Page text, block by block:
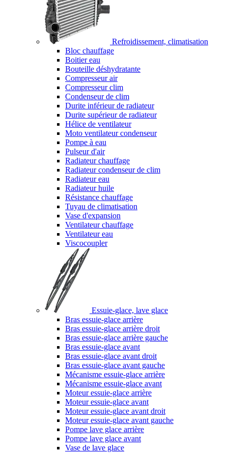
Refroidissement, climatisation
Bloc chauffage
Boitier eau
Bouteille déshydratante
Compresseur air
Compresseur clim
Condenseur de clim
Durite inférieur de radiateur
Durite supérieur de radiateur
Hélice de ventilateur
Moto ventilateur condenseur
Pompe à eau
Pulseur d'air
Radiateur chauffage
Radiateur condenseur de clim
Radiateur eau
Radiateur huile
Résistance chauffage
Tuyau de climatisation
Vase d'expansion
Ventilateur chauffage
Ventilateur eau
Viscocoupler
Essuie-glace, lave glace
Bras essuie-glace arrière
Bras essuie-glace arrière droit
Bras essuie-glace arrière gauche
Bras essuie-glace avant
Bras essuie-glace avant droit
Bras essuie-glace avant gauche
Mécanisme essuie-glace arrière
Mécanisme essuie-glace avant
Moteur essuie-glace arrière
Moteur essuie-glace avant
Moteur essuie-glace avant droit
Moteur essuie-glace avant gauche
Pompe lave glace arrière
Pompe lave glace avant
Vase de lave glace